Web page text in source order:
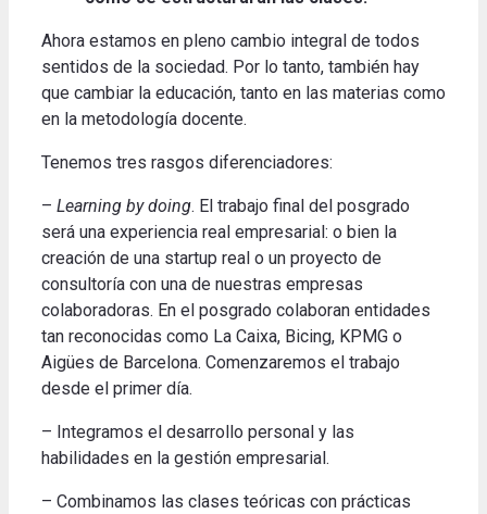
Ahora estamos en pleno cambio integral de todos
sentidos de la sociedad. Por lo tanto, también hay
que cambiar la educación, tanto en las materias como
en la metodología docente.
Tenemos tres rasgos diferenciadores:
– Learning by doing. El trabajo final del posgrado
será una experiencia real empresarial: o bien la
creación de una startup real o un proyecto de
consultoría con una de nuestras empresas
colaboradoras. En el posgrado colaboran entidades
tan reconocidas como La Caixa, Bicing, KPMG o
Aigües de Barcelona. Comenzaremos el trabajo
desde el primer día.
– Integramos el desarrollo personal y las
habilidades en la gestión empresarial.
– Combinamos las clases teóricas con prácticas